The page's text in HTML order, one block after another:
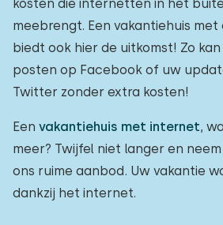
kosten die internetten in het
meebrengt. Een vakantiehuis
biedt ook hier de uitkomst! Zo
posten op Facebook of uw
Twitter zonder extra kosten!
Een vakantiehuis met internet,
meer? Twijfel niet langer en
ons ruime aanbod. Uw vakantie
dankzij het internet.